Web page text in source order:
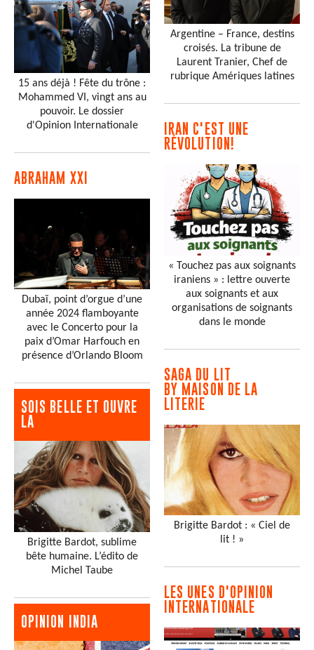
15 ans déjà ! Fête du trône :
Mohammed VI, vingt ans au
pouvoir. Le dossier
d'Opinion Internationale
ABRAHAM XXI
Dubaï, point d’orgue d’une
année 2024 flamboyante
avec le Concerto pour la
paix d’Omar Harfouch en
présence d’Orlando Bloom
SOIS BELLE ET OUVRE
LA
Brigitte Bardot, sublime
bête humaine. L’édito de
Michel Taube
OPINION INDIA
Argentine – France, destins
croisés. La tribune de
Laurent Tranier, Chef de
rubrique Amériques latines
IRAN C'EST UNE
RÉVOLUTION!
« Touchez pas aux soignants
iraniens » : lettre ouverte
aux soignants et aux
organisations de soignants
dans le monde
SAGA DU LIT
BY MAISON DE LA
LITERIE
Brigitte Bardot : « Ciel de
lit ! »
LES UNES D'OPINION
INTERNATIONALE